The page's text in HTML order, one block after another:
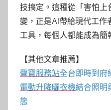
技搞定。這種從「害怕
變，正是AI帶給現代工作
工具，每個人都能成為簡
【其他文章推薦】
聲寶服務站全台即時到府
電動升降曬衣機結合照明
態